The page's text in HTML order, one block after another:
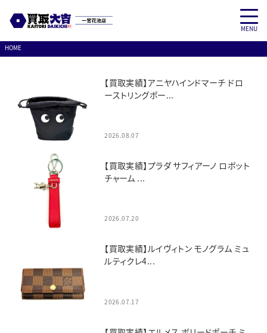
Skip
to
MENU
HOME
【買取実績】アニヤハインドマーチ ドロ
ーストリングポー...
2026.08.07
【買取実績】プラダ サフィアーノ ロボット
チャーム ...
2026.07.20
【買取実績】ルイヴィトン モノグラム ミュ
ルティクレ4...
2026.07.17